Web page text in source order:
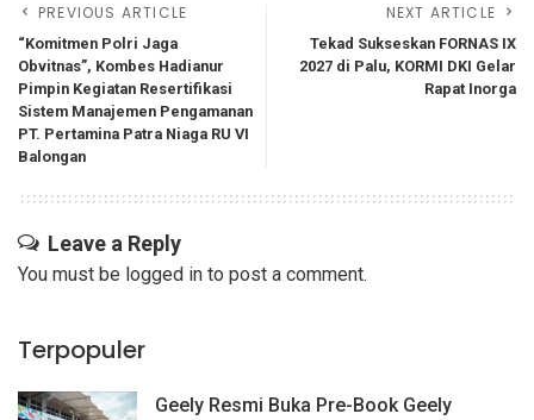
PREVIOUS ARTICLE
“Komitmen Polri Jaga
Obvitnas”, Kombes Hadianur
Pimpin Kegiatan Resertifikasi
Sistem Manajemen Pengamanan
PT. Pertamina Patra Niaga RU VI
Balongan
NEXT ARTICLE
Tekad Sukseskan FORNAS IX
2027 di Palu, KORMI DKI Gelar
Rapat Inorga
Leave a Reply
You must be logged in to post a comment.
Terpopuler
Geely Resmi Buka Pre-Book Geely